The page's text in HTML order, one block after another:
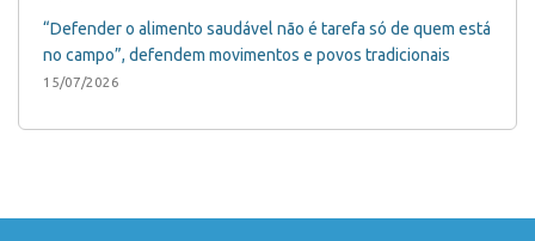
“Defender o alimento saudável não é tarefa só de quem está
no campo”, defendem movimentos e povos tradicionais
15/07/2026